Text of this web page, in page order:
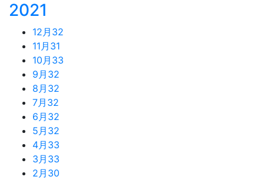
2021
12月 32
11月 31
10月 33
9月 32
8月 32
7月 32
6月 32
5月 32
4月 33
3月 33
2月 30